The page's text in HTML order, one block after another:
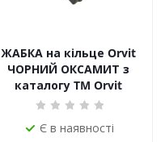
ЖАБКА на кільце Orvit
ЧОРНИЙ ОКСАМИТ з
каталогу TM Orvit
Є в наявності